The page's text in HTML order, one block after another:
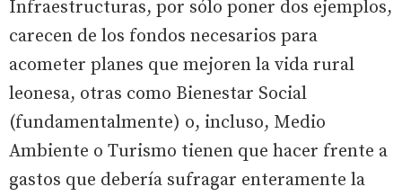
Infraestructuras, por sólo poner dos ejemplos,
carecen de los fondos necesarios para
acometer planes que mejoren la vida rural
leonesa, otras como Bienestar Social
(fundamentalmente) o, incluso, Medio
Ambiente o Turismo tienen que hacer frente a
gastos que debería sufragar enteramente la